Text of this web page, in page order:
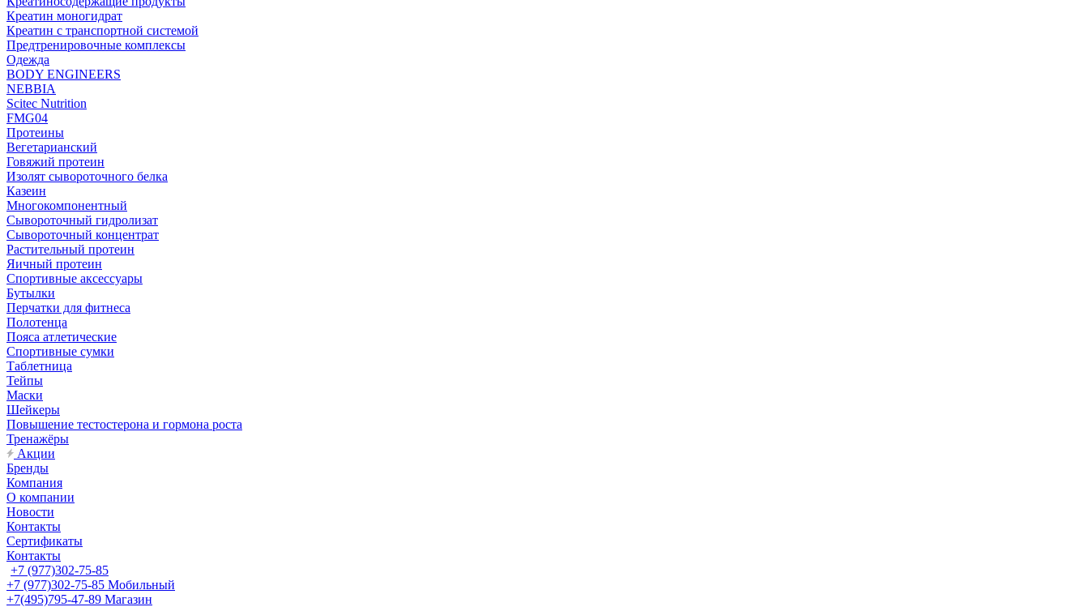
Креатин моногидрат
Креатин с транспортной системой
Предтренировочные комплексы
Одежда
BODY ENGINEERS
NEBBIA
Scitec Nutrition
FMG04
Протеины
Вегетарианский
Говяжий протеин
Изолят сывороточного белка
Казеин
Многокомпонентный
Сывороточный гидролизат
Сывороточный концентрат
Растительный протеин
Яичный протеин
Спортивные аксессуары
Бутылки
Перчатки для фитнеса
Полотенца
Пояса атлетические
Спортивные сумки
Таблетница
Тейпы
Маски
Шейкеры
Повышение тестостерона и гормона роста
Тренажёры
Акции
Бренды
Компания
О компании
Новости
Контакты
Сертификаты
Контакты
+7 (977)302-75-85
+7 (977)302-75-85 Мобильный
+7(495)795-47-89 Магазин